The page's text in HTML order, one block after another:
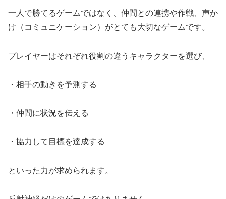
一人で勝てるゲームではなく、仲間との連携や作戦、声か
け（コミュニケーション）がとても大切なゲームです。
プレイヤーはそれぞれ役割の違うキャラクターを選び、
・相手の動きを予測する
・仲間に状況を伝える
・協力して目標を達成する
といった力が求められます。